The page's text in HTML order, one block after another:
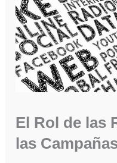
El Rol de las
las